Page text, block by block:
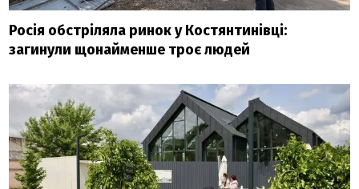
Росія обстріляла ринок у Костянтинівці:
загинули щонайменше троє людей